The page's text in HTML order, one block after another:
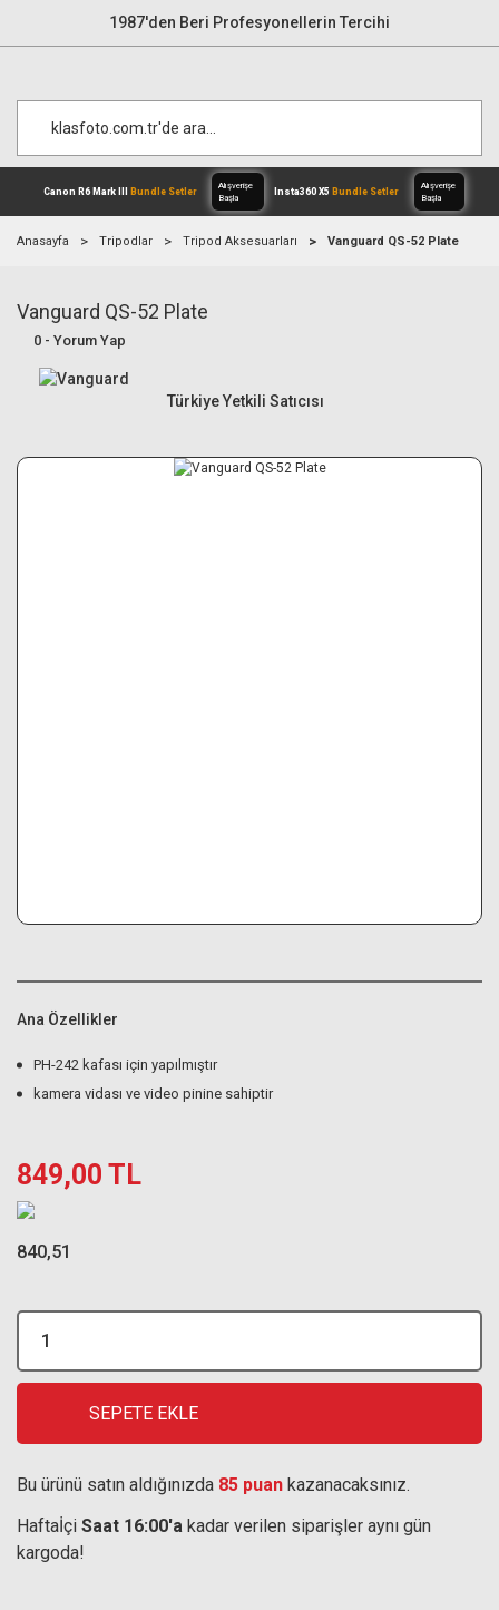
1987'den Beri Profesyonellerin Tercihi
Canon R6 Mark III
Anasayfa Tripodlar Tripod Aksesuarları Vanguard QS-52 Plate
Vanguard QS-52 Plate
0 - Yorum Yap
Türkiye Yetkili Satıcısı
Ana Özellikler
PH-242 kafası için yapılmıştır
kamera vidası ve video pinine sahiptir
849,00 TL
840,51
SEPETE EKLE
Bu ürünü satın aldığınızda 85 puan kazanacaksınız.
Haftaİçi Saat 16:00'a kadar verilen siparişler aynı gün
kargoda!